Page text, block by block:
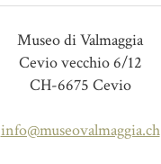
Museo di Valmaggia
Cevio vecchio 6/12
CH-6675 Cevio
info@museovalmaggia.ch